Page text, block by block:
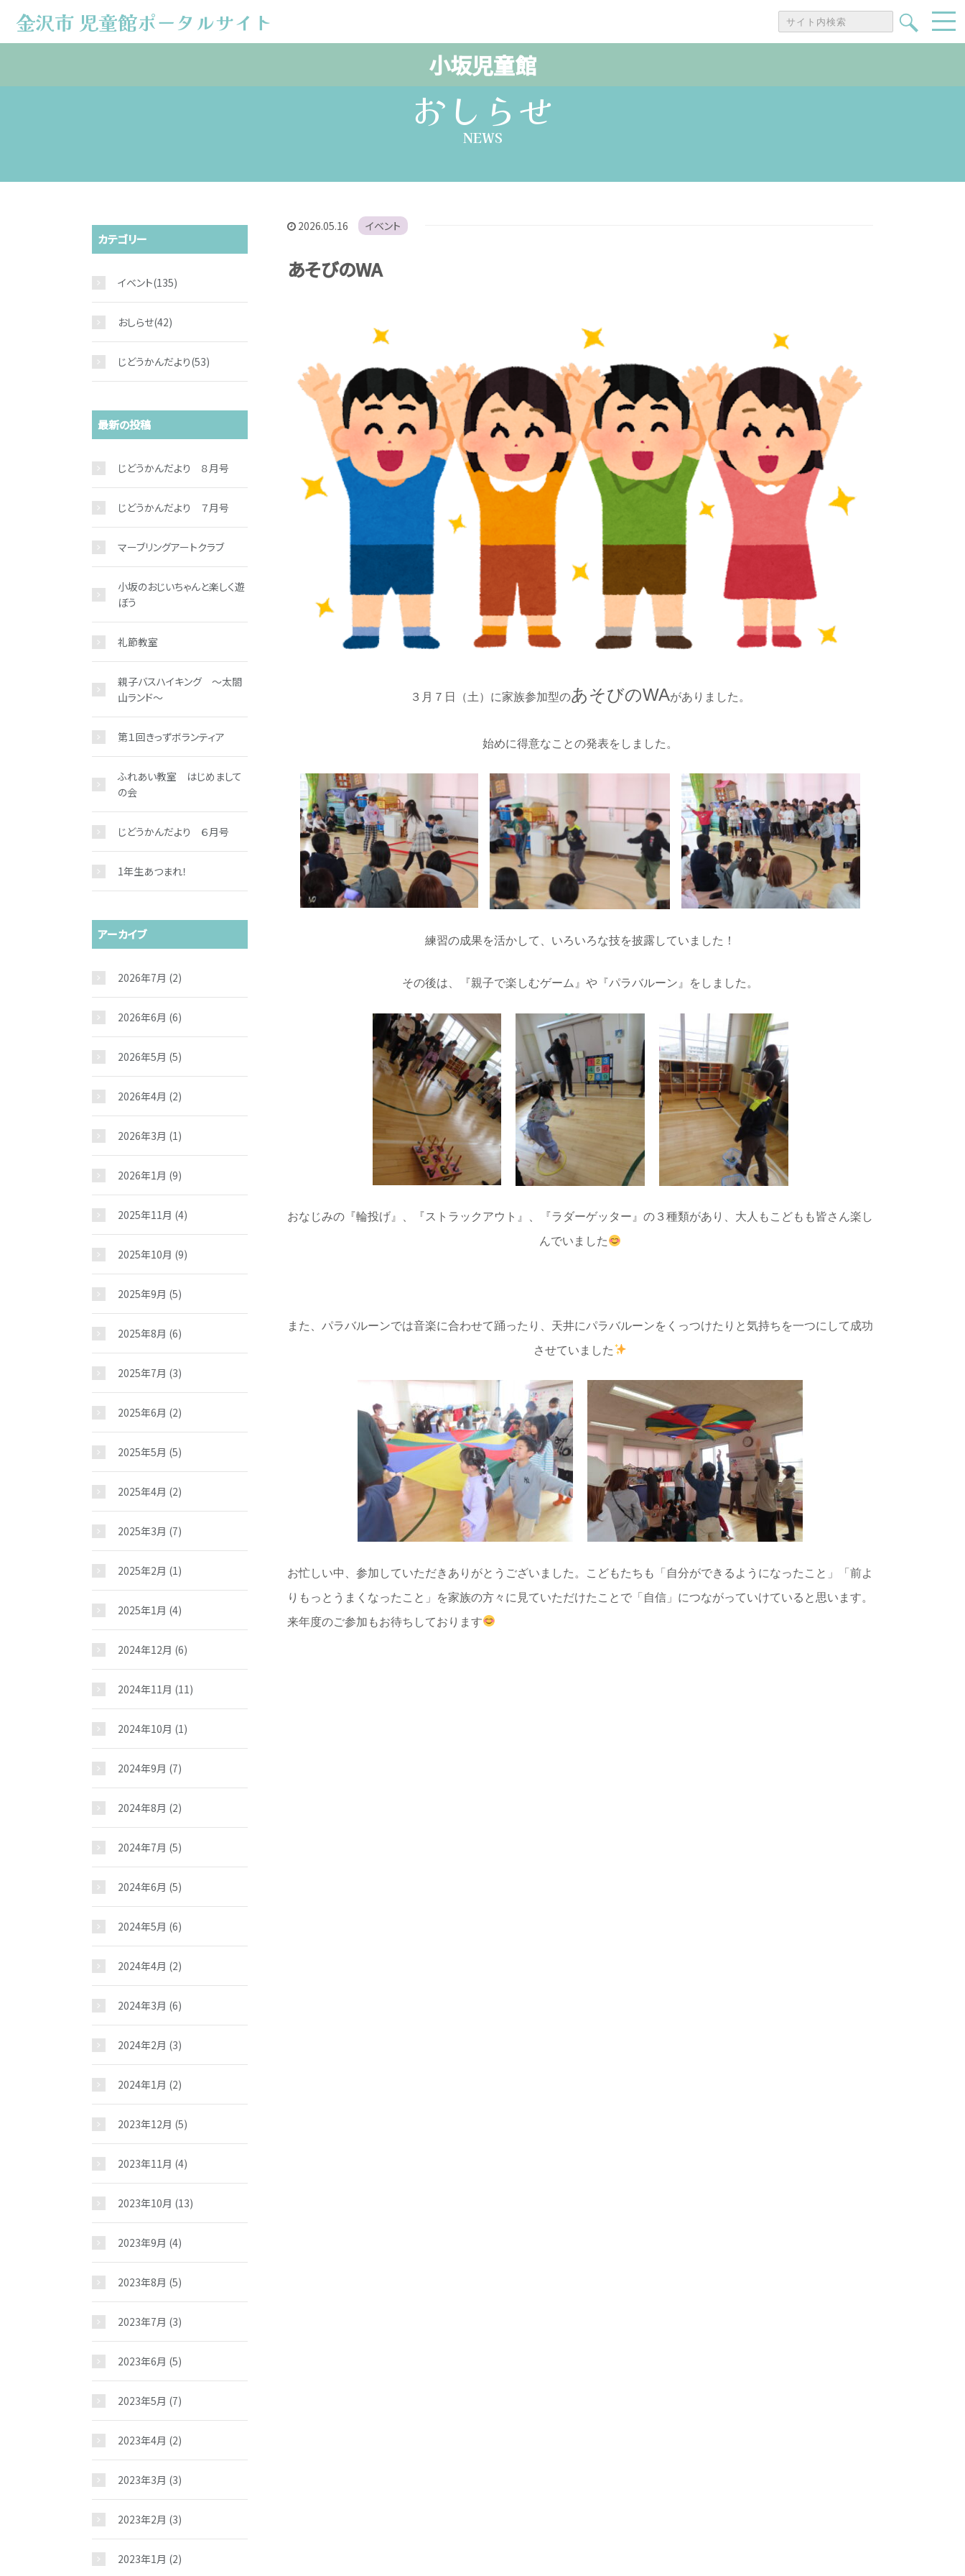
金沢市 児童館ポータルサイト
金沢市 児童館ポータルサイト
小坂児童館
おしらせ
じどうかんだより
イベント
スケジュール
おしらせ
NEWS
2026.05.16 イベント
あそびのWA
３月７日（土）に家族参加型のあそびのWAがありました。
始めに得意なことの発表をしました。
練習の成果を活かして、いろいろな技を披露していました！
その後は、『親子で楽しむゲーム』や『パラバルーン』をしました。
おなじみの『輪投げ』、『ストラックアウト』、『ラダーゲッター』の３種類があり、大人もこどもも皆さん楽し
んでいました
また、パラバルーンでは音楽に合わせて踊ったり、天井にパラバルーンをくっつけたりと気持ちを一つにして成功
させていました
お忙しい中、参加していただきありがとうございました。こどもたちも「自分ができるようになったこと」「前よ
りもっとうまくなったこと」を家族の方々に見ていただけたことで「自信」につながっていけていると思います。
来年度のご参加もお待ちしております
カテゴリー
イベント(135)
おしらせ(42)
じどうかんだより(53)
最新の投稿
じどうかんだより ８月号
じどうかんだより ７月号
マーブリングアートクラブ
小坂のおじいちゃんと楽しく遊
ぼう
礼節教室
親子バスハイキング ～太閤
山ランド～
第１回きっずボランティア
ふれあい教室 はじめまして
の会
じどうかんだより ６月号
1年生あつまれ！
アーカイブ
2026年7月 (2)
2026年6月 (6)
2026年5月 (5)
2026年4月 (2)
2026年3月 (1)
2026年1月 (9)
2025年11月 (4)
2025年10月 (9)
2025年9月 (5)
2025年8月 (6)
2025年7月 (3)
2025年6月 (2)
2025年5月 (5)
2025年4月 (2)
2025年3月 (7)
2025年2月 (1)
2025年1月 (4)
2024年12月 (6)
2024年11月 (11)
2024年10月 (1)
2024年9月 (7)
2024年8月 (2)
2024年7月 (5)
2024年6月 (5)
2024年5月 (6)
2024年4月 (2)
2024年3月 (6)
2024年2月 (3)
2024年1月 (2)
2023年12月 (5)
2023年11月 (4)
2023年10月 (13)
2023年9月 (4)
2023年8月 (5)
2023年7月 (3)
2023年6月 (5)
2023年5月 (7)
2023年4月 (2)
2023年3月 (3)
2023年2月 (3)
2023年1月 (2)
小坂児童館